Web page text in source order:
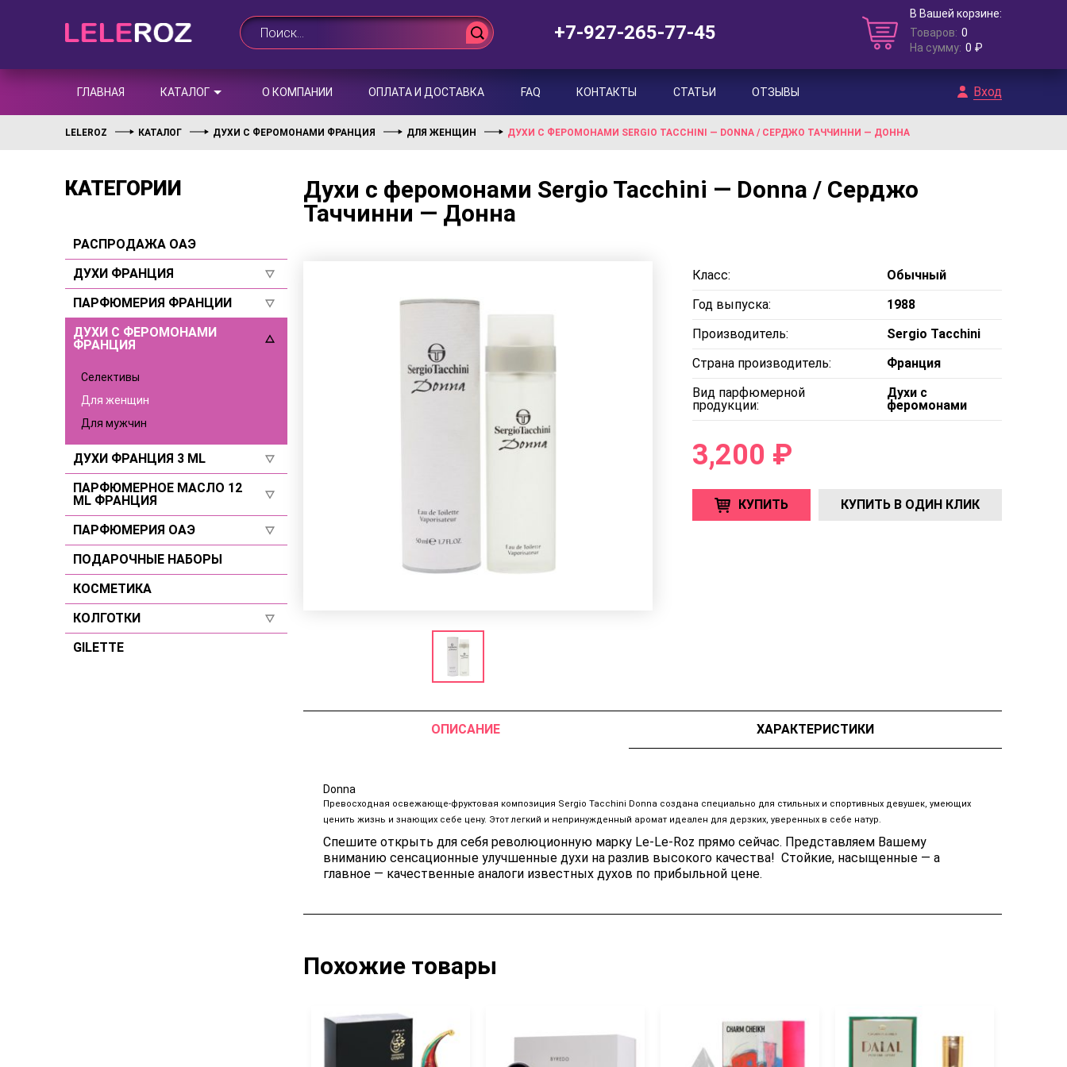
+7-927-265-77-45
В Вашей корзине:
Товаров: 0
На сумму: 0 ₽
ГЛАВНАЯ КАТАЛОГ О КОМПАНИИ ОПЛАТА И ДОСТАВКА FAQ КОНТАКТЫ СТАТЬИ ОТЗЫВЫ Вход
LELEROZ КАТАЛОГ ДУХИ С ФЕРОМОНАМИ ФРАНЦИЯ ДЛЯ ЖЕНЩИН ДУХИ С ФЕРОМОНАМИ SERGIO TACCHINI — DONNA / СЕРДЖО ТАЧЧИННИ — ДОННА
КАТЕГОРИИ
РАСПРОДАЖА ОАЭ
ДУХИ ФРАНЦИЯ
Для женщин
Для мужчин
Селективы
ПАРФЮМЕРИЯ ФРАНЦИИ
Для женщин
Селективы
ДУХИ С ФЕРОМОНАМИ
ФРАНЦИЯ
Селективы
Для женщин
Для мужчин
ДУХИ ФРАНЦИЯ 3 ML
Для женщин
Для мужчин
Селективы
ПАРФЮМЕРНОЕ МАСЛО 12
ML ФРАНЦИЯ
Для женщин
Для мужчин
Селективы
ПАРФЮМЕРИЯ ОАЭ
Для женщин
Для мужчин
Селективы
ПОДАРОЧНЫЕ НАБОРЫ
КОСМЕТИКА
КОЛГОТКИ
Размер 2
GILETTE
Духи с феромонами Sergio Tacchini — Donna / Серджо
Таччинни — Донна
Класс:
Обычный
Год выпуска:
1988
Производитель:
Sergio Tacchini
Страна производитель:
Франция
Вид парфюмерной
продукции:
Духи с
феромонами
3,200 ₽
КУПИТЬ КУПИТЬ В ОДИН КЛИК
ОПИСАНИЕ ХАРАКТЕРИСТИКИ
Donna
Превосходная освежающе-фруктовая композиция Sergio Tacchini Donna создана специально для стильных и спортивных девушек, умеющих
ценить жизнь и знающих себе цену. Этот легкий и непринужденный аромат идеален для дерзких, уверенных в себе натур.
Спешите открыть для себя революционную марку Le-Le-Roz прямо сейчас. Представляем Вашему
вниманию сенсационные улучшенные духи на разлив высокого качества! Стойкие, насыщенные — а
главное — качественные аналоги известных духов по прибыльной цене.
Похожие товары